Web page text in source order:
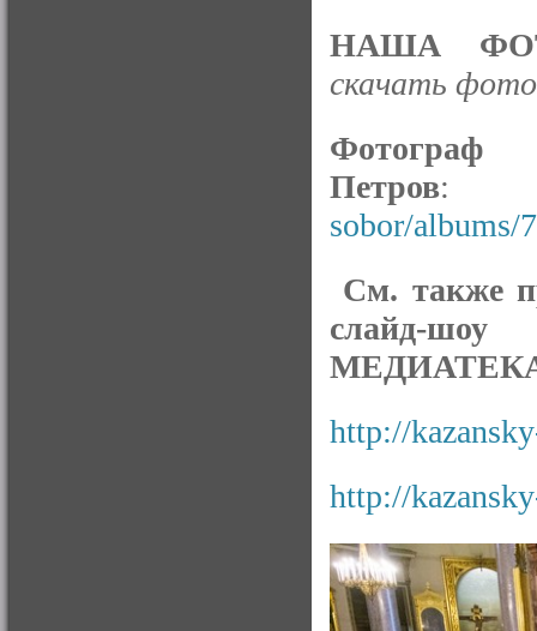
НАША
скачать фото
Петров
sobor/albums/
См. также
слайд-
http://
http://